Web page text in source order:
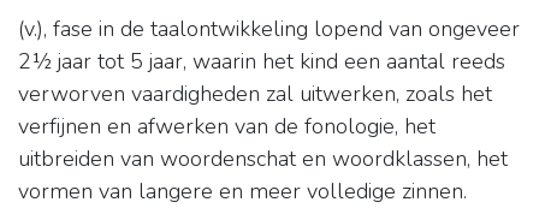
(v.), fase in de taalontwikkeling lopend van ongeveer
2½ jaar tot 5 jaar, waarin het kind een aantal reeds
verworven vaardigheden zal uitwerken, zoals het
verfijnen en afwerken van de fonologie, het
uitbreiden van woordenschat en woordklassen, het
vormen van langere en meer volledige zinnen.